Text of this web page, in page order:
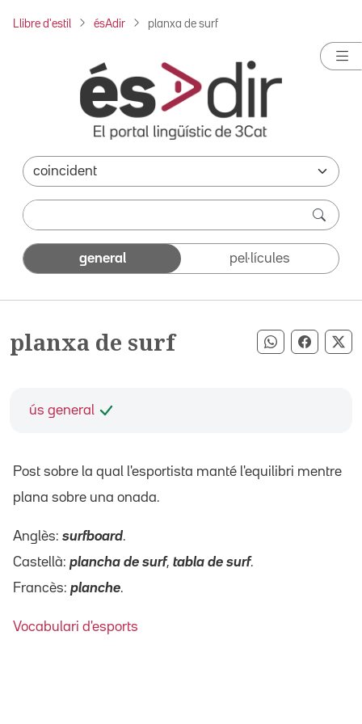
Llibre d'estil ésAdir planxa de surf
general pel·lícules
planxa de surf Compartir
ús general
Post sobre la qual l'esportista manté l'equilibri mentre
plana sobre una onada.
Anglès: surfboard.
Castellà: plancha de surf, tabla de surf.
Francès: planche.
Vocabulari d'esports